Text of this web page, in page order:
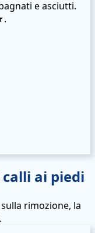
e asciutti.
ai piedi
rimozione, la